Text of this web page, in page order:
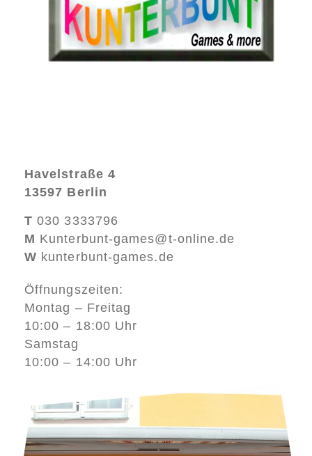
Havelstraße 4
13597 Berlin
T030 3333796
M Kunterbunt-games@t-online.de
W kunterbunt-games.de
Öffnungszeiten:
Montag – Freitag
10:00 – 18:00 Uhr
Samstag
10:00 – 14:00 Uhr